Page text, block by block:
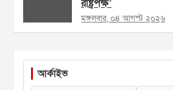
রাষ্ট্রপক্ষ’
মঙ্গলবার, ০৪ আগস্ট ২০২৬
আর্কাইভ